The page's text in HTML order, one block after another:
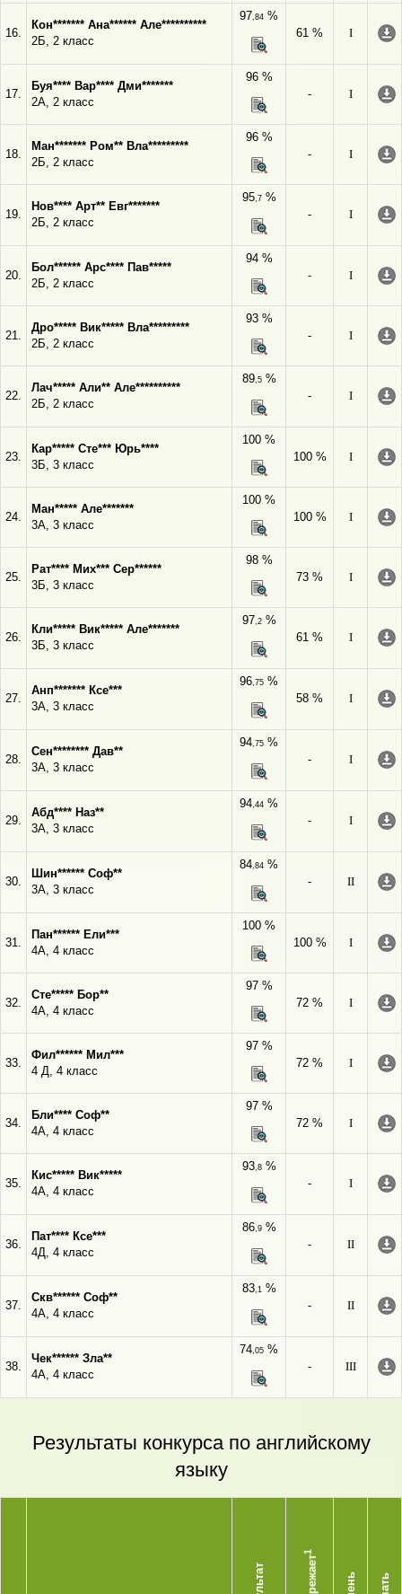
16.
Кон******* Ана****** Але**********
2Б, 2 класс
97,84 %
61 %
I
17.
Буя**** Вар**** Дми*******
2А, 2 класс
96 %
-
I
18.
Ман******* Ром** Вла*********
2Б, 2 класс
96 %
-
I
19.
Нов**** Арт** Евг*******
2Б, 2 класс
95,7%
-
I
20.
Бол****** Арс**** Пав*****
2Б, 2 класс
94 %
-
I
21.
Дро***** Вик***** Вла*********
2Б, 2 класс
93 %
-
I
22.
Лач***** Али** Але**********
2Б, 2 класс
89,5%
-
I
23.
Кар***** Сте*** Юрь****
3Б, 3 класс
100 %
100 %
I
24.
Ман***** Але*******
3А, 3 класс
100 %
100 %
I
25.
Рат**** Мих*** Сер******
3Б, 3 класс
98 %
73 %
I
26.
Кли***** Вик***** Але*******
3Б, 3 класс
97,2%
61 %
I
27.
Анп******* Ксе***
3А, 3 класс
96,75 %
58 %
I
28.
Сен******** Дав**
3А, 3 класс
94,75 %
-
I
29.
Абд**** Наз**
3А, 3 класс
94,44 %
-
I
30.
Шин****** Соф**
3А, 3 класс
84,84 %
-
II
31.
Пан****** Ели***
4А, 4 класс
100 %
100 %
I
32.
Сте***** Бор**
4А, 4 класс
97 %
72 %
I
33.
Фил****** Мил***
4 Д, 4 класс
97 %
72 %
I
34.
Бли**** Соф**
4А, 4 класс
97 %
72 %
I
35.
Кис***** Вик*****
4А, 4 класс
93,8%
-
I
36.
Пат**** Ксе***
4Д, 4 класс
86,9%
-
II
37.
Скв****** Соф**
4А, 4 класс
83,1%
-
II
38.
Чек****** Зла**
4А, 4 класс
74,05 %
-
III
Результаты конкурса по английскому
языку
1